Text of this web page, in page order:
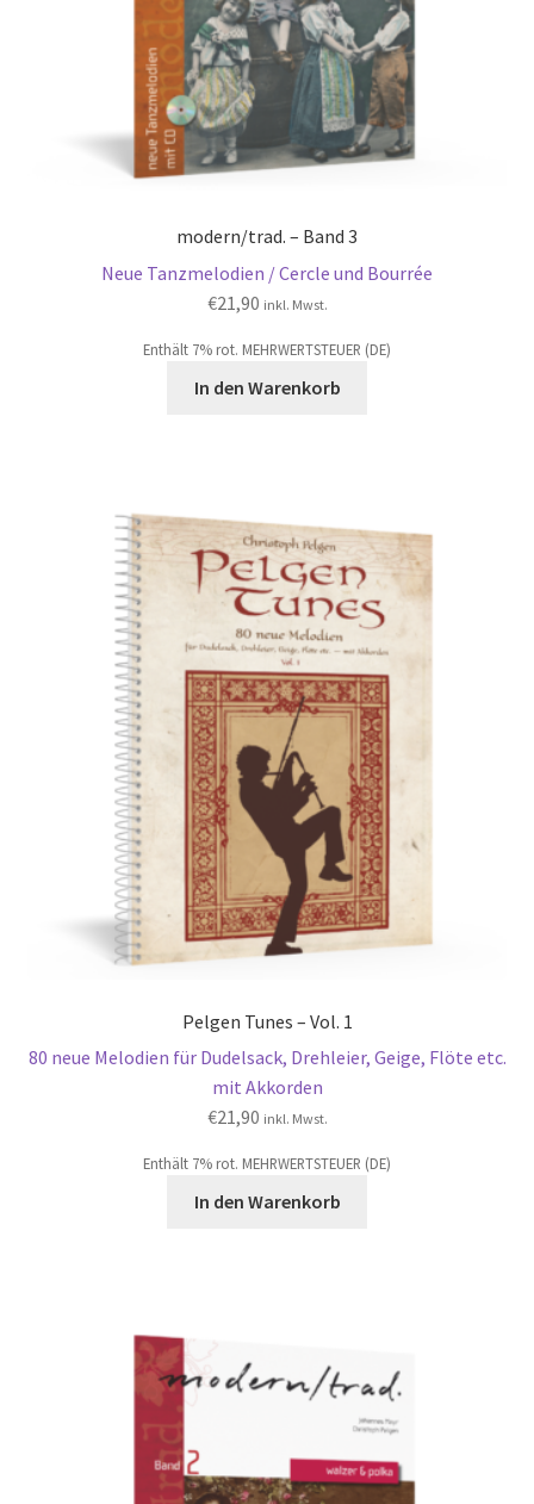
modern/trad. – Band 3
Neue Tanzmelodien / Cercle und Bourrée
€21,90 inkl. Mwst.
Enthält 7% rot. MEHRWERTSTEUER (DE)
In den Warenkorb
Pelgen Tunes – Vol. 1
80 neue Melodien für Dudelsack, Drehleier, Geige, Flöte etc.
mit Akkorden
€21,90 inkl. Mwst.
Enthält 7% rot. MEHRWERTSTEUER (DE)
In den Warenkorb